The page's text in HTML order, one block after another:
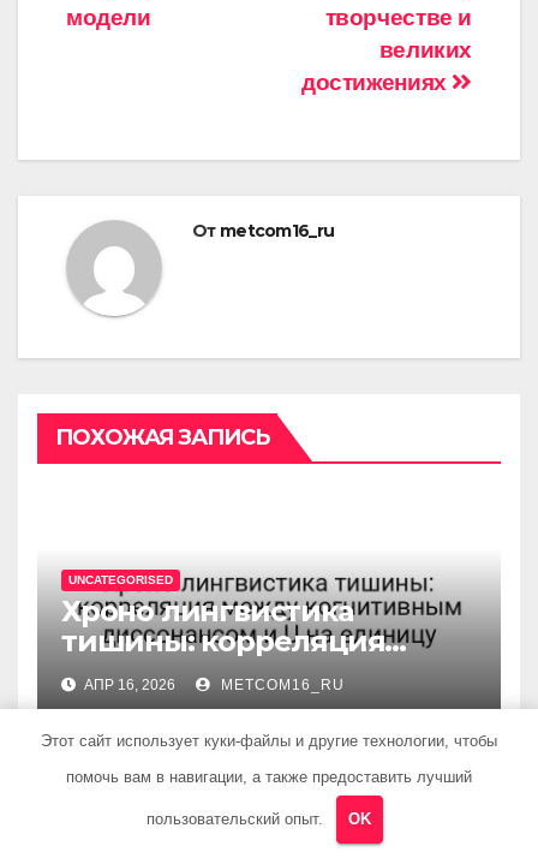
творчестве и
великих
достижениях
модели
От metcom16_ru
ПОХОЖАЯ ЗАПИСЬ
UNCATEGORISED
Хроно лингвистика
тишины: корреляция
между когнитивным
диссонансом и U на
единицу
АПР 16, 2026 METCOM16_RU
Этот сайт использует куки-файлы и другие технологии, чтобы
помочь вам в навигации, а также предоставить лучший
пользовательский опыт. OK